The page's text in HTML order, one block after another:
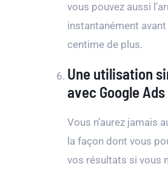
vous pouvez aussi
instantanément
centime de plus.
Une utilisation
avec Google Ads
Vous n’aurez jamais
la façon dont vous
vos résultats si vous